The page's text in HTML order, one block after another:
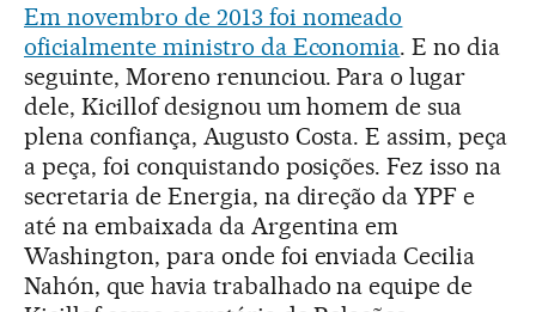
Em novembro de 2013 foi nomeado
oficialmente ministro da Economia. E no dia
seguinte, Moreno renunciou. Para o lugar
dele, Kicillof designou um homem de sua
plena confiança, Augusto Costa. E assim, peça
a peça, foi conquistando posições. Fez isso na
secretaria de Energia, na direção da YPF e
até na embaixada da Argentina em
Washington, para onde foi enviada Cecilia
Nahón, que havia trabalhado na equipe de